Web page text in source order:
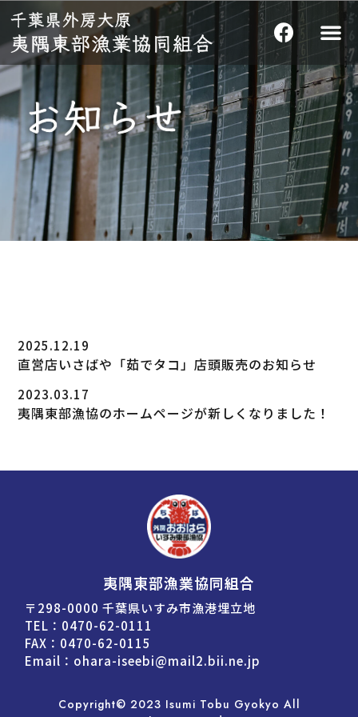
2025.12.19
直営店いさばや「茹でタコ」店頭販売のお知らせ
2023.03.17
夷隅東部漁協のホームページが新しくなりました！
夷隅東部漁業協同組合
〒298-0000 千葉県いすみ市漁港埋立地
TEL： 0470-62-0111
FAX：0470-62-0115
Email： ohara-iseebi@mail2.bii.ne.jp
Copyright© 2023 Isumi Tobu Gyokyo All